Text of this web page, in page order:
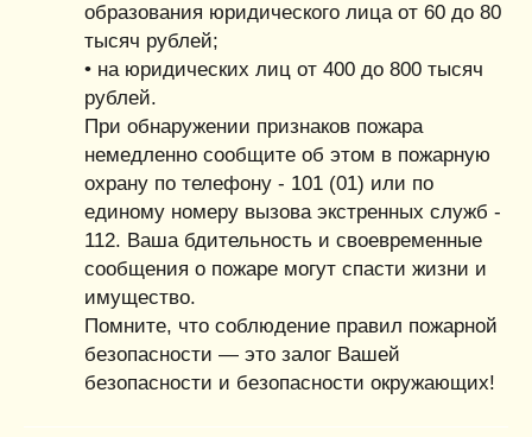
образования юридического лица от 60 до 80
тысяч рублей;
• на юридических лиц от 400 до 800 тысяч
рублей.
При обнаружении признаков пожара
немедленно сообщите об этом в пожарную
охрану по телефону - 101 (01) или по
единому номеру вызова экстренных служб -
112. Ваша бдительность и своевременные
сообщения о пожаре могут спасти жизни и
имущество.
Помните, что соблюдение правил пожарной
безопасности — это залог Вашей
безопасности и безопасности окружающих!